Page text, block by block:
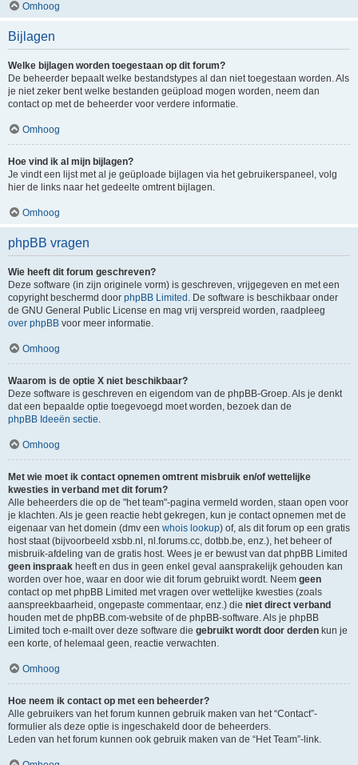
Omhoog
Bijlagen
Welke bijlagen worden toegestaan op dit forum?
De beheerder bepaalt welke bestandstypes al dan niet toegestaan worden. Als
je niet zeker bent welke bestanden geüpload mogen worden, neem dan
contact op met de beheerder voor verdere informatie.
Omhoog
Hoe vind ik al mijn bijlagen?
Je vindt een lijst met al je geüploade bijlagen via het gebruikerspaneel, volg
hier de links naar het gedeelte omtrent bijlagen.
Omhoog
phpBB vragen
Wie heeft dit forum geschreven?
Deze software (in zijn originele vorm) is geschreven, vrijgegeven en met een
copyright beschermd door phpBB Limited . De software is beschikbaar onder
de GNU General Public License en mag vrij verspreid worden, raadpleeg
over phpBB voor meer informatie.
Omhoog
Waarom is de optie X niet beschikbaar?
Deze software is geschreven en eigendom van de phpBB-Groep. Als je denkt
dat een bepaalde optie toegevoegd moet worden, bezoek dan de
phpBB Ideeën sectie.
Omhoog
Met wie moet ik contact opnemen omtrent misbruik en/of wettelijke
kwesties in verband met dit forum?
Alle beheerders die op de "het team"-pagina vermeld worden, staan open voor
je klachten. Als je geen reactie hebt gekregen, kun je contact opnemen met de
eigenaar van het domein (dmv een whois lookup) of, als dit forum op een gratis
host staat (bijvoorbeeld xsbb.nl, nl.forums.cc, dotbb.be, enz.), het beheer of
misbruik-afdeling van de gratis host. Wees je er bewust van dat phpBB Limited
geen inspraak heeft en dus in geen enkel geval aansprakelijk gehouden kan
worden over hoe, waar en door wie dit forum gebruikt wordt. Neem geen
contact op met phpBB Limited met vragen over wettelijke kwesties (zoals
aanspreekbaarheid, ongepaste commentaar, enz.) die niet direct verband
houden met de phpBB.com-website of de phpBB-software. Als je phpBB
Limited toch e-mailt over deze software die gebruikt wordt door derden kun je
een korte, of helemaal geen, reactie verwachten.
Omhoog
Hoe neem ik contact op met een beheerder?
Alle gebruikers van het forum kunnen gebruik maken van het “Contact”-
formulier als deze optie is ingeschakeld door de beheerders.
Leden van het forum kunnen ook gebruik maken van de “Het Team”-link.